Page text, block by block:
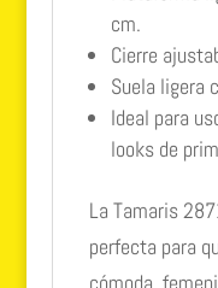
cm.
Cierre
Suela ligera
Ideal para
looks de
La Tamaris
perfecta para